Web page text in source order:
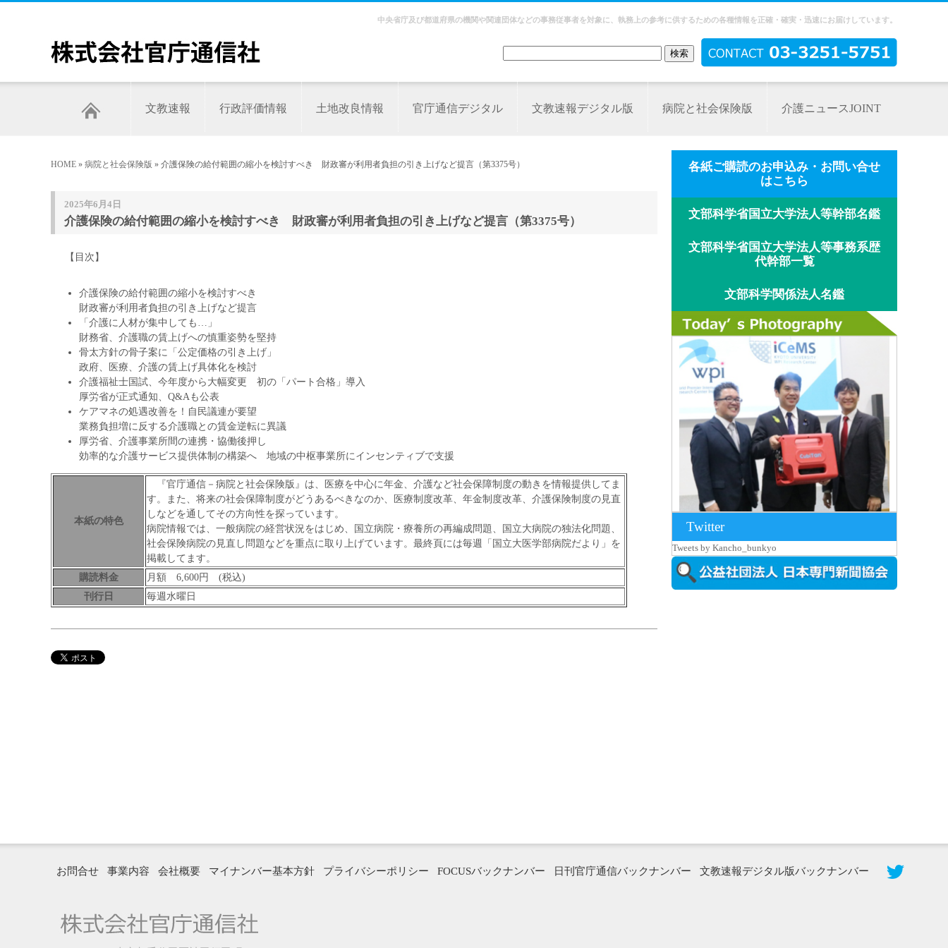
中央省庁及び都道府県の機関や関連団体などの事務従事者を対象に、執務上の参考に供するための各種情報を正確・確実・迅速にお届けしています。
文教速報 行政評価情報 土地改良情報 官庁通信デジタル 文教速報デジタル版 病院と社会保険版 介護ニュースJOINT
HOME » 病院と社会保険版 » 介護保険の給付範囲の縮小を検討すべき 財政審が利用者負担の引き上げなど提言（第3375号）
2025年6月4日
介護保険の給付範囲の縮小を検討すべき 財政審が利用者負担の引き上げなど提言（第3375号）
【目次】
介護保険の給付範囲の縮小を検討すべき
財政審が利用者負担の引き上げなど提言
「介護に人材が集中しても…」
財務省、介護職の賃上げへの慎重姿勢を堅持
骨太方針の骨子案に「公定価格の引き上げ」
政府、医療、介護の賃上げ具体化を検討
介護福祉士国試、今年度から大幅変更 初の「パート合格」導入
厚労省が正式通知、Q&Aも公表
ケアマネの処遇改善を！自民議連が要望
業務負担増に反する介護職との賃金逆転に異議
厚労省、介護事業所間の連携・協働後押し
効率的な介護サービス提供体制の構築へ 地域の中枢事業所にインセンティブで支援
本紙の特色
『官庁通信－病院と社会保険版』は、医療を中心に年金、介護など社会保障制度の動きを情報提供してま
す。また、将来の社会保障制度がどうあるべきなのか、医療制度改革、年金制度改革、介護保険制度の見直
しなどを通してその方向性を探っています。
病院情報では、一般病院の経営状況をはじめ、国立病院・療養所の再編成問題、国立大病院の独法化問題、
社会保険病院の見直し問題などを重点に取り上げています。最終頁には毎週「国立大医学部病院だより」を
掲載してます。
購読料金
月額 6,600円 (税込)
刊行日
毎週水曜日
各紙ご購読のお申込み・お問い合せ
はこちら
文部科学省国立大学法人等幹部名鑑
文部科学省国立大学法人等事務系歴
代幹部一覧
文部科学関係法人名鑑
京都大iCeMS等を視察した松本文部科学
大...
Twitter
Tweets by Kancho_bunkyo
お問合せ 事業内容 会社概要 マイナンバー基本方針 プライバシーポリシー FOCUSバックナンバー 日刊官庁通信バックナンバー 文教速報デジタル版バックナンバー